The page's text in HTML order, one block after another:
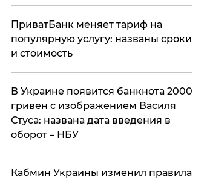
ПриватБанк меняет тариф на
популярную услугу: названы сроки
и стоимость
В Украине появится банкнота 2000
гривен с изображением Василя
Стуса: названа дата введения в
оборот – НБУ
Кабмин Украины изменил правила